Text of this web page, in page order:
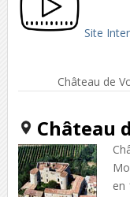
Site
Château de
Château
en